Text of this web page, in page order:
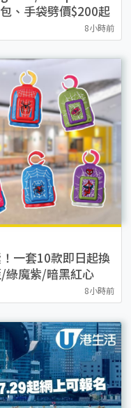
、手袋劈價$200起
8小時前
一套10款即日起換
綠魔紫/暗黑紅心
8小時前